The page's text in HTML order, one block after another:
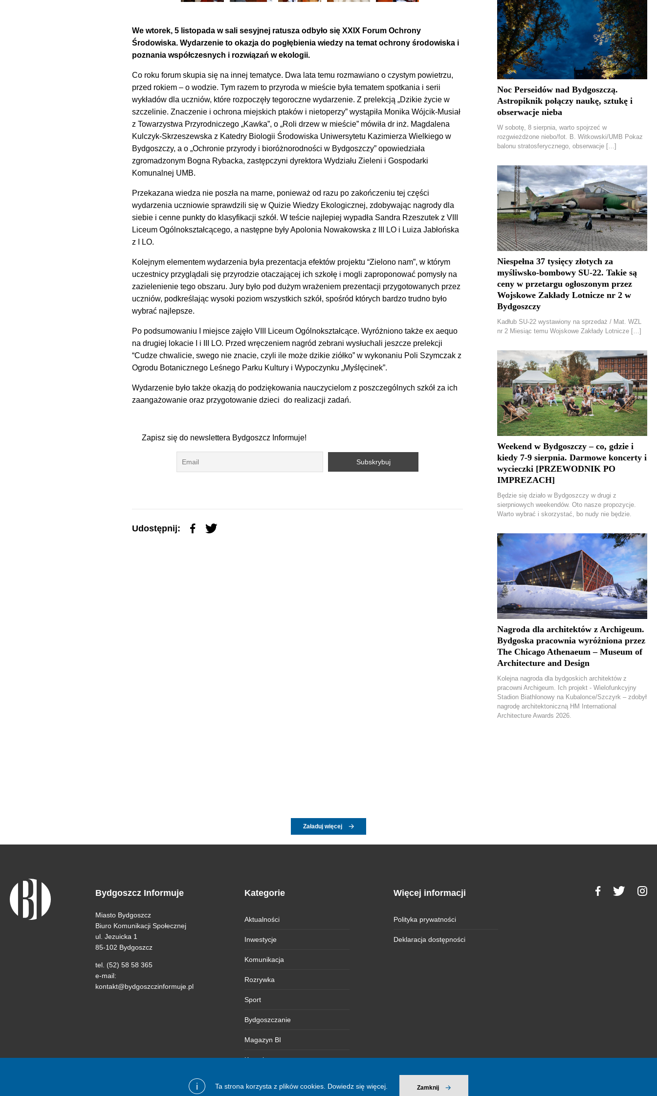
i Ta strona korzysta z plików cookies. Dowiedz się więcej. Zamknij
We wtorek, 5 listopada w sali sesyjnej ratusza odbyło się XXIX Forum Ochrony
Środowiska. Wydarzenie to okazja do pogłębienia wiedzy na temat ochrony środowiska i
poznania współczesnych i rozwiązań w ekologii.
Co roku forum skupia się na innej tematyce. Dwa lata temu rozmawiano o czystym powietrzu,
przed rokiem – o wodzie. Tym razem to przyroda w mieście była tematem spotkania i serii
wykładów dla uczniów, które rozpoczęły tegoroczne wydarzenie. Z prelekcją „Dzikie życie w
szczelinie. Znaczenie i ochrona miejskich ptaków i nietoperzy” wystąpiła Monika Wójcik-Musiał
z Towarzystwa Przyrodniczego „Kawka”, o „Roli drzew w mieście” mówiła dr inż. Magdalena
Kulczyk-Skrzeszewska z Katedry Biologii Środowiska Uniwersytetu Kazimierza Wielkiego w
Bydgoszczy, a o „Ochronie przyrody i bioróżnorodności w Bydgoszczy” opowiedziała
zgromadzonym Bogna Rybacka, zastępczyni dyrektora Wydziału Zieleni i Gospodarki
Komunalnej UMB.
Przekazana wiedza nie poszła na marne, ponieważ od razu po zakończeniu tej części
wydarzenia uczniowie sprawdzili się w Quizie Wiedzy Ekologicznej, zdobywając nagrody dla
siebie i cenne punkty do klasyfikacji szkół. W teście najlepiej wypadła Sandra Rzeszutek z VIII
Liceum Ogólnokształcącego, a następne były Apolonia Nowakowska z III LO i Luiza Jabłońska
z I LO.
Kolejnym elementem wydarzenia była prezentacja efektów projektu “Zielono nam”, w którym
uczestnicy przyglądali się przyrodzie otaczającej ich szkołę i mogli zaproponować pomysły na
zazielenienie tego obszaru. Jury było pod dużym wrażeniem prezentacji przygotowanych przez
uczniów, podkreślając wysoki poziom wszystkich szkół, spośród których bardzo trudno było
wybrać najlepsze.
Po podsumowaniu I miejsce zajęło VIII Liceum Ogólnokształcące. Wyróżniono także ex aequo
na drugiej lokacie I i III LO. Przed wręczeniem nagród zebrani wysłuchali jeszcze prelekcji
“Cudze chwalicie, swego nie znacie, czyli ile może dzikie ziółko” w wykonaniu Poli Szymczak z
Ogrodu Botanicznego Leśnego Parku Kultury i Wypoczynku „Myślęcinek”.
Wydarzenie było także okazją do podziękowania nauczycielom z poszczególnych szkół za ich
zaangażowanie oraz przygotowanie dzieci do realizacji zadań.
Zapisz się do newslettera Bydgoszcz Informuje!
Udostępnij:
Noc Perseidów nad Bydgoszczą.
Astropiknik połączy naukę, sztukę i
obserwacje nieba
W sobotę, 8 sierpnia, warto spojrzeć w
rozgwieżdżone niebo/fot. B. Witkowski/UMB Pokaz
balonu stratosferycznego, obserwacje […]
Niespełna 37 tysięcy złotych za
myśliwsko-bombowy SU-22. Takie są
ceny w przetargu ogłoszonym przez
Wojskowe Zakłady Lotnicze nr 2 w
Bydgoszczy
Kadłub SU-22 wystawiony na sprzedaż / Mat. WZL
nr 2 Miesiąc temu Wojskowe Zakłady Lotnicze […]
Weekend w Bydgoszczy – co, gdzie i
kiedy 7-9 sierpnia. Darmowe koncerty i
wycieczki [PRZEWODNIK PO
IMPREZACH]
Będzie się działo w Bydgoszczy w drugi z
sierpniowych weekendów. Oto nasze propozycje.
Warto wybrać i skorzystać, bo nudy nie będzie.
Nagroda dla architektów z Archigeum.
Bydgoska pracownia wyróżniona przez
The Chicago Athenaeum – Museum of
Architecture and Design
Kolejna nagroda dla bydgoskich architektów z
pracowni Archigeum. Ich projekt - Wielofunkcyjny
Stadion Biathlonowy na Kubalonce/Szczyrk – zdobył
nagrodę architektoniczną HM International
Architecture Awards 2026.
Załaduj więcej
Bydgoszcz Informuje
Miasto Bydgoszcz
Biuro Komunikacji Społecznej
ul. Jezuicka 1
85-102 Bydgoszcz
tel. (52) 58 58 365
e-mail:
kontakt@bydgoszczinformuje.pl
Kategorie
Aktualności
Inwestycje
Komunikacja
Rozrywka
Sport
Bydgoszczanie
Magazyn BI
Kontakt
Więcej informacji
Polityka prywatności
Deklaracja dostępności